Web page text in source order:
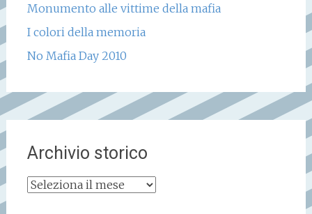
Monumento alle vittime della mafia
I colori della memoria
No Mafia Day 2010
Archivio storico
Archivio